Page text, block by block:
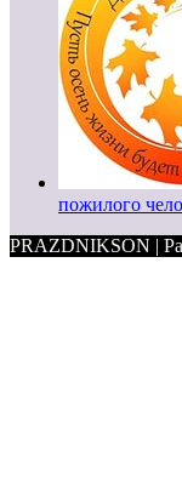
пожилого
PRAZDNIKSON |